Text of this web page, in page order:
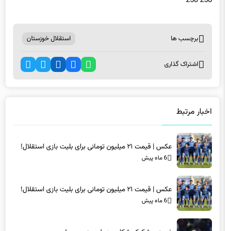
برچسب ها استقلال خوزستان
اشتراک گذاری
اخبار مرتبط
عکس | قیمت ۲۱ میلیون تومانی برای بلیت بازی استقلال!
6 ماه پیش
عکس | قیمت ۲۱ میلیون تومانی برای بلیت بازی استقلال!
6 ماه پیش